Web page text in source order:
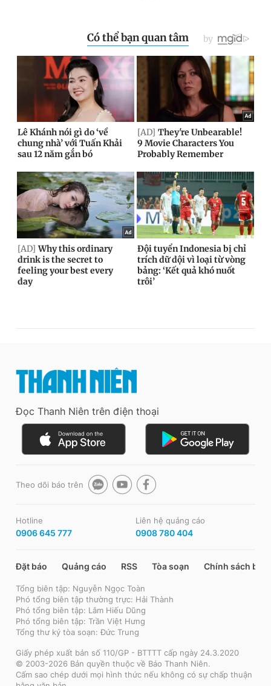
Đọc Thanh Niên trên điện thoại
Theo dõi báo trên
Hotline
0906 645 777
Liên hệ quảng cáo
0908 780 404
Đặt báo Quảng cáo RSS Tòa soạn Chính sách bảo
Tổng biên tập: Nguyễn Ngọc Toàn
Phó tổng biên tập thường trực: Hải Thành
Phó tổng biên tập: Lâm Hiếu Dũng
Phó tổng biên tập: Trần Việt Hưng
Tổng thư ký tòa soạn: Đức Trung
Giấy phép xuất bản số 110/GP - BTTTT cấp ngày 24.3.2020
© 2003-2026 Bản quyền thuộc về Báo Thanh Niên.
Cấm sao chép dưới mọi hình thức nếu không có sự chấp thuận